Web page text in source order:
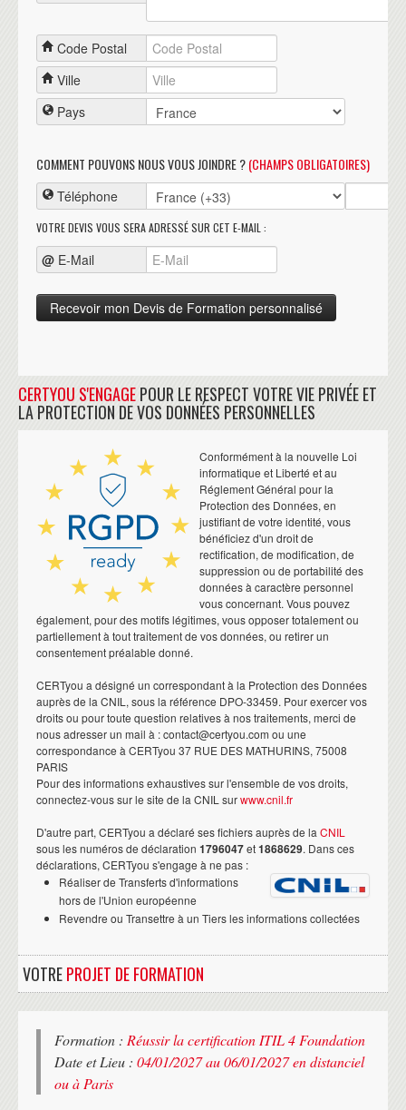
Code Postal
Ville
Pays
COMMENT POUVONS NOUS VOUS JOINDRE ?(CHAMPS OBLIGATOIRES)
Téléphone
VOTRE DEVIS VOUS SERA ADRESSÉ SUR CET E-MAIL :
@ E-Mail
CERTYOU S'ENGAGEPOUR LE RESPECT VOTRE VIE PRIVÉE ET
LA PROTECTION DE VOS DONNÉES PERSONNELLES
Conformément à la nouvelle Loi
informatique et Liberté et au
Réglement Général pour la
Protection des Données, en
justifiant de votre identité, vous
bénéficiez d'un droit de
rectification, de modification, de
suppression ou de portabilité des
données à caractère personnel
vous concernant. Vous pouvez
également, pour des motifs légitimes, vous opposer totalement ou
partiellement à tout traitement de vos données, ou retirer un
consentement préalable donné.
CERTyou a désigné un correspondant à la Protection des Données
auprès de la CNIL, sous la référence DPO-33459. Pour exercer vos
droits ou pour toute question relatives à nos traitements, merci de
nous adresser un mail à : contact@certyou.com ou une
correspondance à CERTyou 37 RUE DES MATHURINS, 75008
PARIS
Pour des informations exhaustives sur l'ensemble de vos droits,
connectez-vous sur le site de la CNIL surwww.cnil.fr
D'autre part, CERTyou a déclaré ses fichiers auprès de la CNIL
sous les numéros de déclaration 1796047et1868629. Dans ces
déclarations, CERTyou s'engage à ne pas :
Réaliser de Transferts d'informations
hors de l'Union européenne
Revendre ou Transettre à un Tiers les informations collectées
VOTREPROJET DE FORMATION
Formation : Réussir la certification ITIL 4 Foundation
Date et Lieu : 04/01/2027 au 06/01/2027 en distanciel
ou à Paris